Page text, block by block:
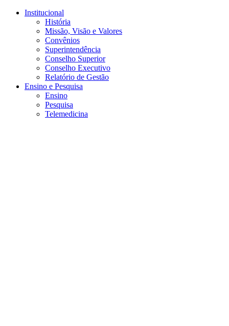
Conteúdo principal
Institucional
História
Missão, Visão e Valores
Convênios
Superintendência
Conselho Superior
Conselho Executivo
Relatório de Gestão
Ensino e Pesquisa
Ensino
Pesquisa
Telemedicina